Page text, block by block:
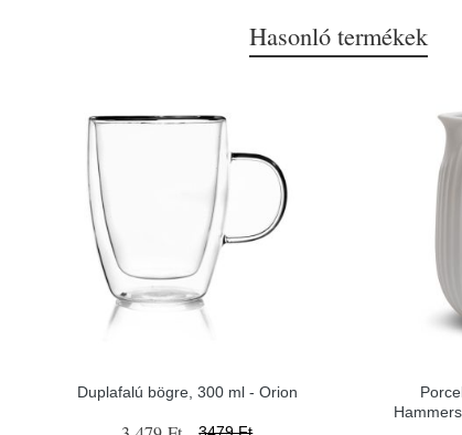
Hasonló termékek
Duplafalú bögre, 300 ml - Orion